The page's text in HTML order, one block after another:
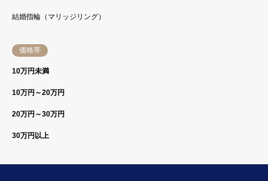
結婚指輪（マリッジリング）
価格帯
10万円未満
10万円～20万円
20万円～30万円
30万円以上